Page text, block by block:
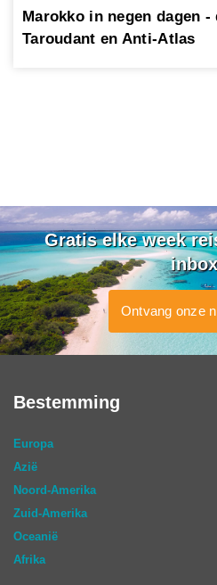
Marokko in negen dagen
Taroudant en Anti-Atlas
Gratis elke week
Ontvang onze
Bestemming
Europa
Azië
Noord-Amerika
Zuid-Amerika
Oceanië
Afrika